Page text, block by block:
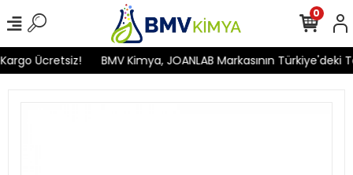
Ücretsiz! BMV Kimya, JOANLAB Markasının Türkiye'deki
0